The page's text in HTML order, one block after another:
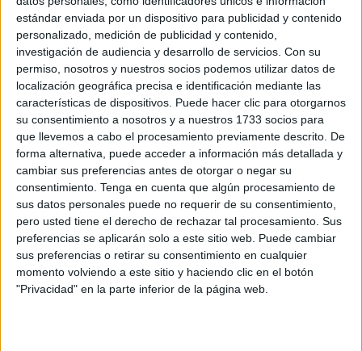
estándar enviada por un dispositivo para publicidad y contenido
personalizado, medición de publicidad y contenido,
investigación de audiencia y desarrollo de servicios. Con su
permiso, nosotros y nuestros socios podemos utilizar datos de
localización geográfica precisa e identificación mediante las
características de dispositivos. Puede hacer clic para otorgarnos
su consentimiento a nosotros y a nuestros 1733 socios para
que llevemos a cabo el procesamiento previamente descrito. De
forma alternativa, puede acceder a información más detallada y
cambiar sus preferencias antes de otorgar o negar su
consentimiento. Tenga en cuenta que algún procesamiento de
sus datos personales puede no requerir de su consentimiento,
pero usted tiene el derecho de rechazar tal procesamiento. Sus
preferencias se aplicarán solo a este sitio web. Puede cambiar
sus preferencias o retirar su consentimiento en cualquier
momento volviendo a este sitio y haciendo clic en el botón
"Privacidad" en la parte inferior de la página web.
propios servicios secretos israelíes, tal como ratifican
numerosas revelaciones sobre un sumario en muchos
momentos hermético.
En deducciones paralelas y equidistantes a las amenazas
externas, nada hacía augurar una permisible involución
del proceso de paz por parte de los dos principales actores
intervinientes. A pesar de las recriminaciones recíprocas y
las situaciones de tensión acentuadas, lograron
solventarse a cuenta gotas.
No así ni mucho menos, como la emprendida tras la
recalada al poder en Israel de Benjamín Netanyahu (1949-
74 años), líder del Likud y aspirante triunfador en las
Elecciones Generales de 1996.